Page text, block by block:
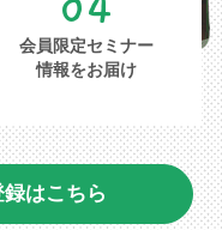
04
会員限定セミナー
情報をお届け
はこちら